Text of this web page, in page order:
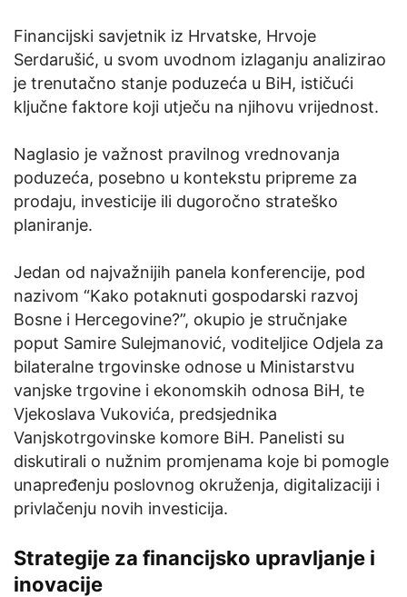
Financijski savjetnik iz Hrvatske, Hrvoje
Serdarušić, u svom uvodnom izlaganju analizirao
je trenutačno stanje poduzeća u BiH, ističući
ključne faktore koji utječu na njihovu vrijednost.
Naglasio je važnost pravilnog vrednovanja
poduzeća, posebno u kontekstu pripreme za
prodaju, investicije ili dugoročno strateško
planiranje.
Jedan od najvažnijih panela konferencije, pod
nazivom “Kako potaknuti gospodarski razvoj
Bosne i Hercegovine?”, okupio je stručnjake
poput Samire Sulejmanović, voditeljice Odjela za
bilateralne trgovinske odnose u Ministarstvu
vanjske trgovine i ekonomskih odnosa BiH, te
Vjekoslava Vukovića, predsjednika
Vanjskotrgovinske komore BiH. Panelisti su
diskutirali o nužnim promjenama koje bi pomogle
unapređenju poslovnog okruženja, digitalizaciji i
privlačenju novih investicija.
Strategije za financijsko upravljanje i
inovacije